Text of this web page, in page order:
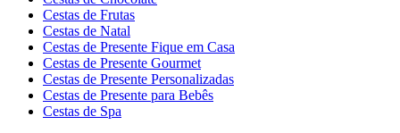
Cestas de Frutas
Cestas de Natal
Cestas de Presente Fique em Casa
Cestas de Presente Gourmet
Cestas de Presente Personalizadas
Cestas de Presente para Bebês
Cestas de Spa